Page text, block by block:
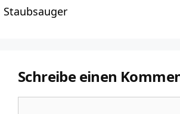
Staubsauger
Schreibe einen